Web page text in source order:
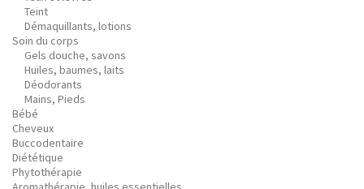
Teint
Démaquillants, lotions
Soin du corps
Gels douche, savons
Huiles, baumes, laits
Déodorants
Mains, Pieds
Bébé
Cheveux
Buccodentaire
Diététique
Phytothérapie